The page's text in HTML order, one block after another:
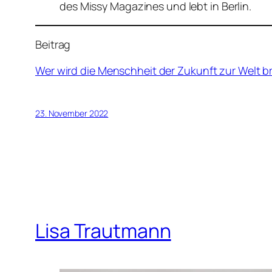
des Missy Magazines und lebt in Berlin.
Beitrag
Wer wird die Menschheit der Zukunft zur Welt
23. November 2022
Lisa Trautmann